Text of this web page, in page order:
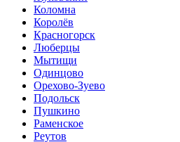
Коломна
Королёв
Красногорск
Люберцы
Мытищи
Одинцово
Орехово-Зуево
Подольск
Пушкино
Раменское
Реутов